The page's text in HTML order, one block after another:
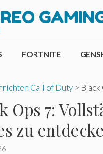
FORTNITE
Call of Duty >
Ops 7:
zu